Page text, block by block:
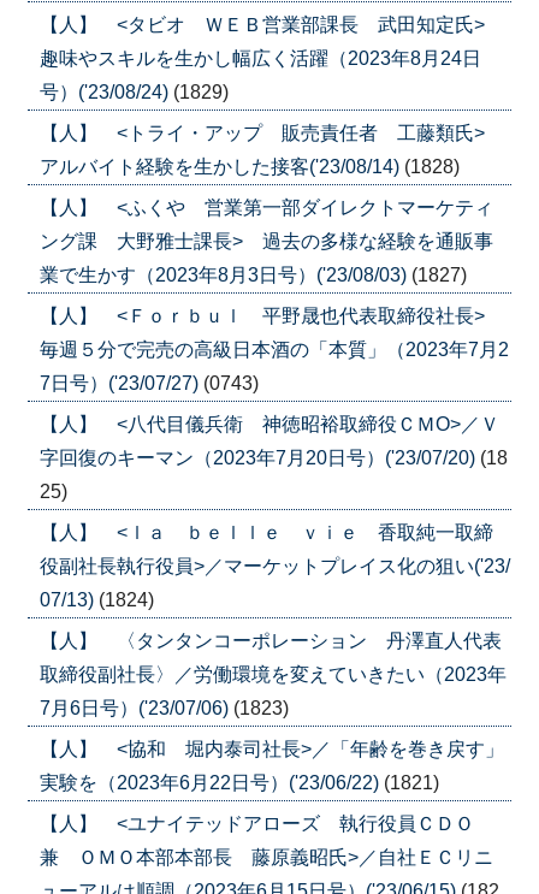
【人】 <タビオ ＷＥＢ営業部課長 武田知定氏>
趣味やスキルを生かし幅広く活躍（2023年8月24日
号）('23/08/24) (1829)
【人】 <トライ・アップ 販売責任者 工藤類氏>
アルバイト経験を生かした接客('23/08/14) (1828)
【人】 <ふくや 営業第一部ダイレクトマーケティ
ング課 大野雅士課長> 過去の多様な経験を通販事
業で生かす（2023年8月3日号）('23/08/03) (1827)
【人】 <Ｆｏｒｂｕｌ 平野晟也代表取締役社長>
毎週５分で完売の高級日本酒の「本質」（2023年7月2
7日号）('23/07/27) (0743)
【人】 <八代目儀兵衛 神徳昭裕取締役ＣＭО>／Ｖ
字回復のキーマン（2023年7月20日号）('23/07/20) (18
25)
【人】 <ｌａ ｂｅｌｌｅ ｖｉｅ 香取純一取締
役副社長執行役員>／マーケットプレイス化の狙い('23/
07/13) (1824)
【人】 〈タンタンコーポレーション 丹澤直人代表
取締役副社長〉／労働環境を変えていきたい（2023年
7月6日号）('23/07/06) (1823)
【人】 <協和 堀内泰司社長>／「年齢を巻き戻す」
実験を（2023年6月22日号）('23/06/22) (1821)
【人】 <ユナイテッドアローズ 執行役員ＣＤＯ
兼 ＯＭＯ本部本部長 藤原義昭氏>／自社ＥＣリニ